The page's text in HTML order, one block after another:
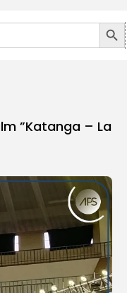
Search
Button
”Katanga – La